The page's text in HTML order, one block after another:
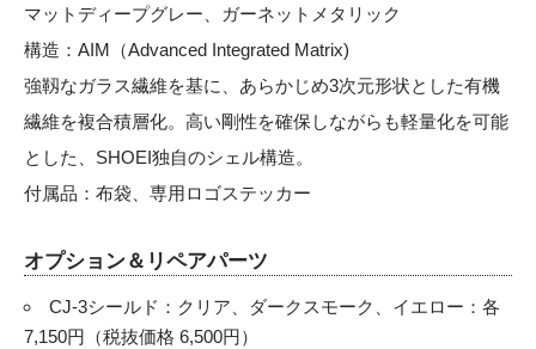
マットディープグレー、ガーネットメタリック
構造：AIM（Advanced Integrated Matrix)
強靱なガラス繊維を基に、あらかじめ3次元形状とした有機
繊維を複合積層化。高い剛性を確保しながらも軽量化を可能
とした、SHOEI独自のシェル構造。
付属品：布袋、専用ロゴステッカー
オプション＆リペアパーツ
CJ-3シールド：クリア、ダークスモーク、イエロー：各
7,150円（税抜価格 6,500円）